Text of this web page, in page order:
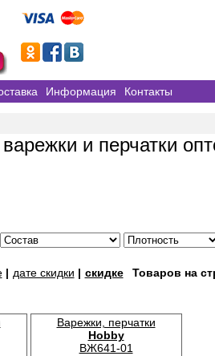
Информация Контакты
и перчатки
| дате скидки | скидке Товаров на
Варежки, перчатки
Hobby
ВЖ641-01